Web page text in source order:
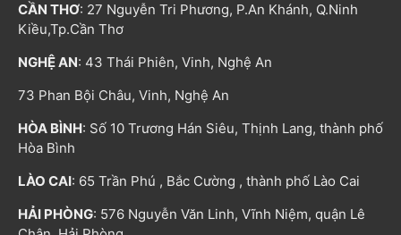
CẦN THƠ: 27 Nguyễn Tri Phương, P.An Khánh, Q.Ninh
Kiều,Tp.Cần Thơ
NGHỆ AN: 43 Thái Phiên, Vinh, Nghệ An
73 Phan Bội Châu, Vinh, Nghệ An
HÒA BÌNH: Số 10 Trương Hán Siêu, Thịnh Lang, thành phố
Hòa Bình
LÀO CAI: 65 Trần Phú , Bắc Cường , thành phố Lào Cai
HẢI PHÒNG: 576 Nguyễn Văn Linh, Vĩnh Niệm, quận Lê